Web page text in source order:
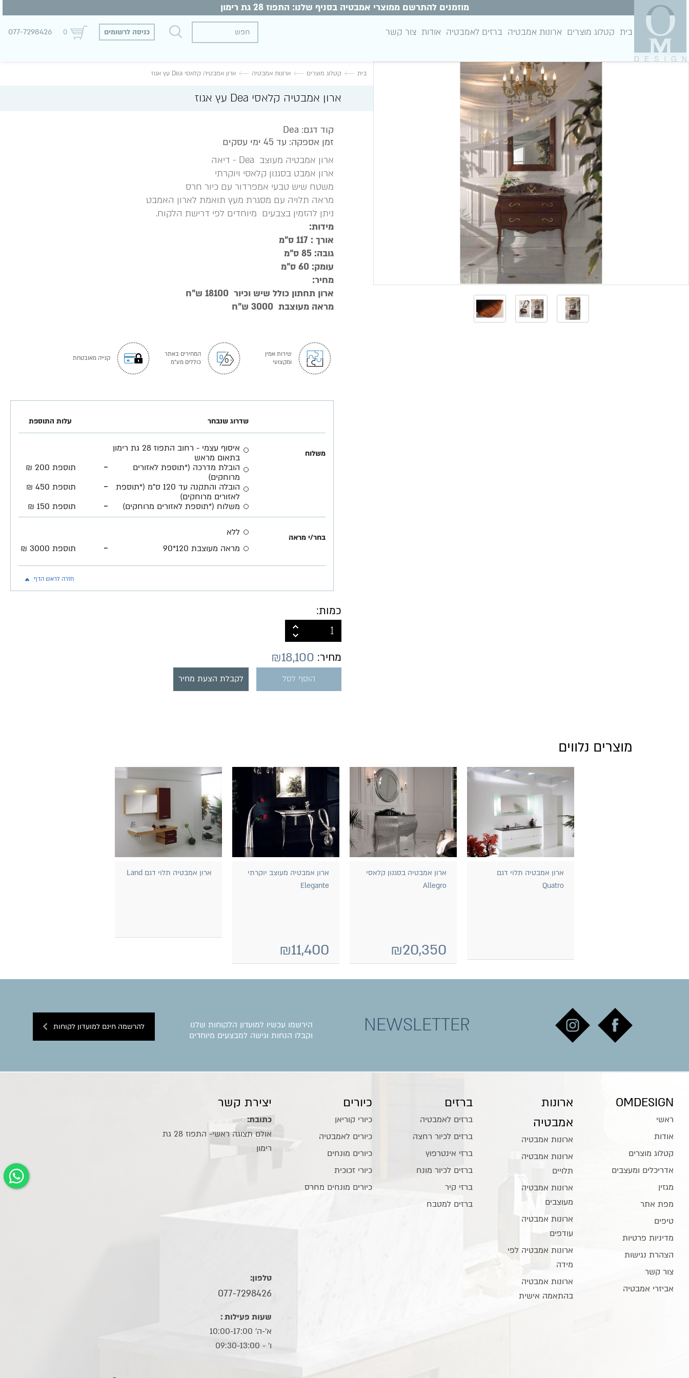
מוזמנים להתרשם ממוצרי אמבטיה בסניף שלנו: התפוז 28 גת רימון
בית קטלוג מוצרים ארונות אמבטיה ברזים לאמבטיה אודות צור קשר כניסה לרשומים 0
077-7298426
בית קטלוג מוצרים ארונות אמבטיה ארון אמבטיה קלאסי Dea עץ אגוז
ארון אמבטיה קלאסי Dea עץ אגוז
קוד דגם: Dea
זמן אספקה: עד 45 ימי עסקים
ארון אמבטיה מעוצב Dea - דיאה
ארון אמבט בסגנון קלאסי ויוקרתי
משטח שיש טבעי אמפרדור עם כיור חרס
מראה תלויה עם מסגרת מעץ תואמת לארון האמבט
ניתן להזמין בצבעים מיוחדים לפי דרישת הלקוח.
מידות:
אורך : 117 ס"מ
גובה: 85 ס"מ
עומק: 60 ס"מ
מחיר:
ארון תחתון כולל שיש וכיור 18100 ש"ח
מראה מעוצבת 3000 ש"ח
שירות אמין
ומקצועי
המחירים באתר
כוללים מע"מ
קנייה מאובטחת
שדרוג שנבחר עלות התוספת
משלוח
איסוף עצמי - רחוב התפוז 28 גת רימון
בתאום מראש
הובלת מדרכה (*תוספת לאזורים
מרוחקים)
-
תוספת 200 ₪
הובלה והתקנה עד 120 ס"מ (*תוספת
לאזורים מרוחקים)
-
תוספת 450 ₪
משלוח (*תוספת לאזורים מרוחקים)
- תוספת 150 ₪
בחר/י מראה
ללא
מראה מעוצבת 120*90
- תוספת 3000 ₪
חזרה לראש הדף
כמות:
מחיר: ₪18,100
הוסף לסל לקבלת הצעת מחיר
מוצרים נלווים
ארון אמבטיה תלוי דגם
Quatro
ארון אמבטיה בסגנון קלאסי
Allegro
₪20,350
ארון אמבטיה מעוצב יוקרתי
Elegante
₪11,400
ארון אמבטיה תלוי דגם Land
NEWSLETTER
הירשמו עכשיו למועדון הלקוחות שלנו
וקבלו הנחות וגישה למבצעים מיוחדים
להרשמה חינם למועדון לקוחות
OMDESIGN
ראשי
אודות
קטלוג מוצרים
אדריכלים ומעצבים
מגזין
מפת אתר
טיפים
מדיניות פרטיות
הצהרת נגישות
צור קשר
אביזרי אמבטיה
ארונות
אמבטיה
ארונות אמבטיה
ארונות אמבטיה
תלויים
ארונות אמבטיה
מעוצבים
ארונות אמבטיה
עודפים
ארונות אמבטיה לפי
מידה
ארונות אמבטיה
בהתאמה אישית
ברזים
ברזים לאמבטיה
ברזים לכיור רחצה
ברזי אינטרפוץ
ברזים לכיור מונח
ברזי קיר
ברזים למטבח
כיורים
כיורי קוריאן
כיורים לאמבטיה
כיורים מונחים
כיורי זכוכית
כיורים מונחים מחרס
יצירת קשר
כתובת:
אולם תצוגה ראשי- התפוז 28 גת
רימון
טלפון:
077-7298426
שעות פעילות :
א'-ה' 10:00-17:00
ו׳ - 09:30-13:00